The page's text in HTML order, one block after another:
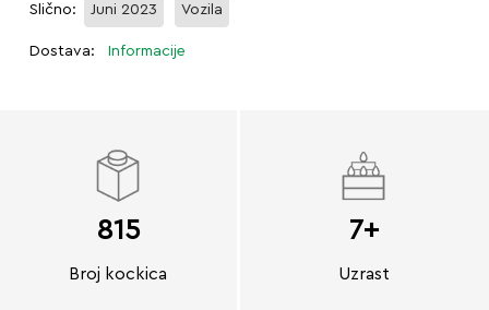
Slično: Juni 2023 Vozila
Dostava: Informacije
815
Broj kockica
7+
Uzrast